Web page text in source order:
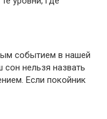
событием в нашей
нельзя назвать
Если покойник